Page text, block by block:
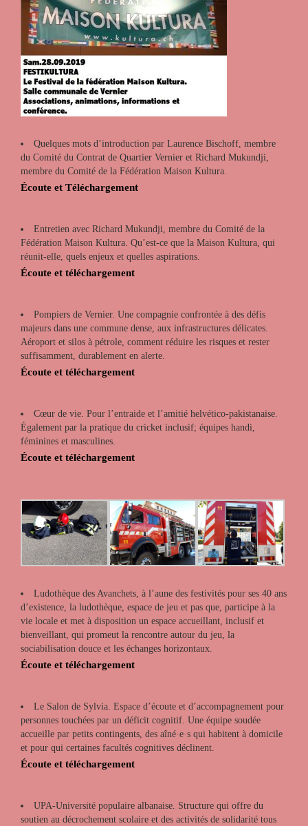
Quelques mots d’introduction par Laurence Bischoff, membre
du Comité du Contrat de Quartier Vernier et Richard Mukundji,
membre du Comité de la Fédération Maison Kultura.
Écoute et Téléchargement
Entretien avec Richard Mukundji, membre du Comité de la
Fédération Maison Kultura. Qu’est-ce que la Maison Kultura, qui
réunit-elle, quels enjeux et quelles aspirations.
Écoute et téléchargement
Pompiers de Vernier. Une compagnie confrontée à des défis
majeurs dans une commune dense, aux infrastructures délicates.
Aéroport et silos à pétrole, comment réduire les risques et rester
suffisamment, durablement en alerte.
Écoute et téléchargement
Cœur de vie. Pour l’entraide et l’amitié helvético-pakistanaise.
Également par la pratique du cricket inclusif; équipes handi,
féminines et masculines.
Écoute et téléchargement
Ludothèque des Avanchets, à l’aune des festivités pour ses 40 ans
d’existence, la ludothèque, espace de jeu et pas que, participe à la
vie locale et met à disposition un espace accueillant, inclusif et
bienveillant, qui promeut la rencontre autour du jeu, la
sociabilisation douce et les échanges horizontaux.
Écoute et téléchargement
Le Salon de Sylvia. Espace d’écoute et d’accompagnement pour
personnes touchées par un déficit cognitif. Une équipe soudée
accueille par petits contingents, des aîné·e·s qui habitent à domicile
et pour qui certaines facultés cognitives déclinent.
Écoute et téléchargement
UPA-Université populaire albanaise. Structure qui offre du
soutien au décrochement scolaire et des activités de solidarité tous